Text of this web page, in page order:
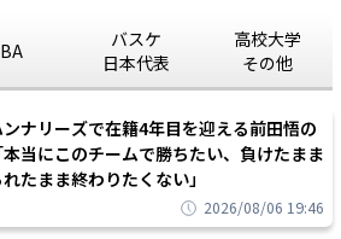
バスケ
日本代表
高校大学
その他
ナリーズで在籍4年目を迎える前田悟の
当にこのチームで勝ちたい、負けたまま
たまま終わりたくない」
2026/08/06 19:46